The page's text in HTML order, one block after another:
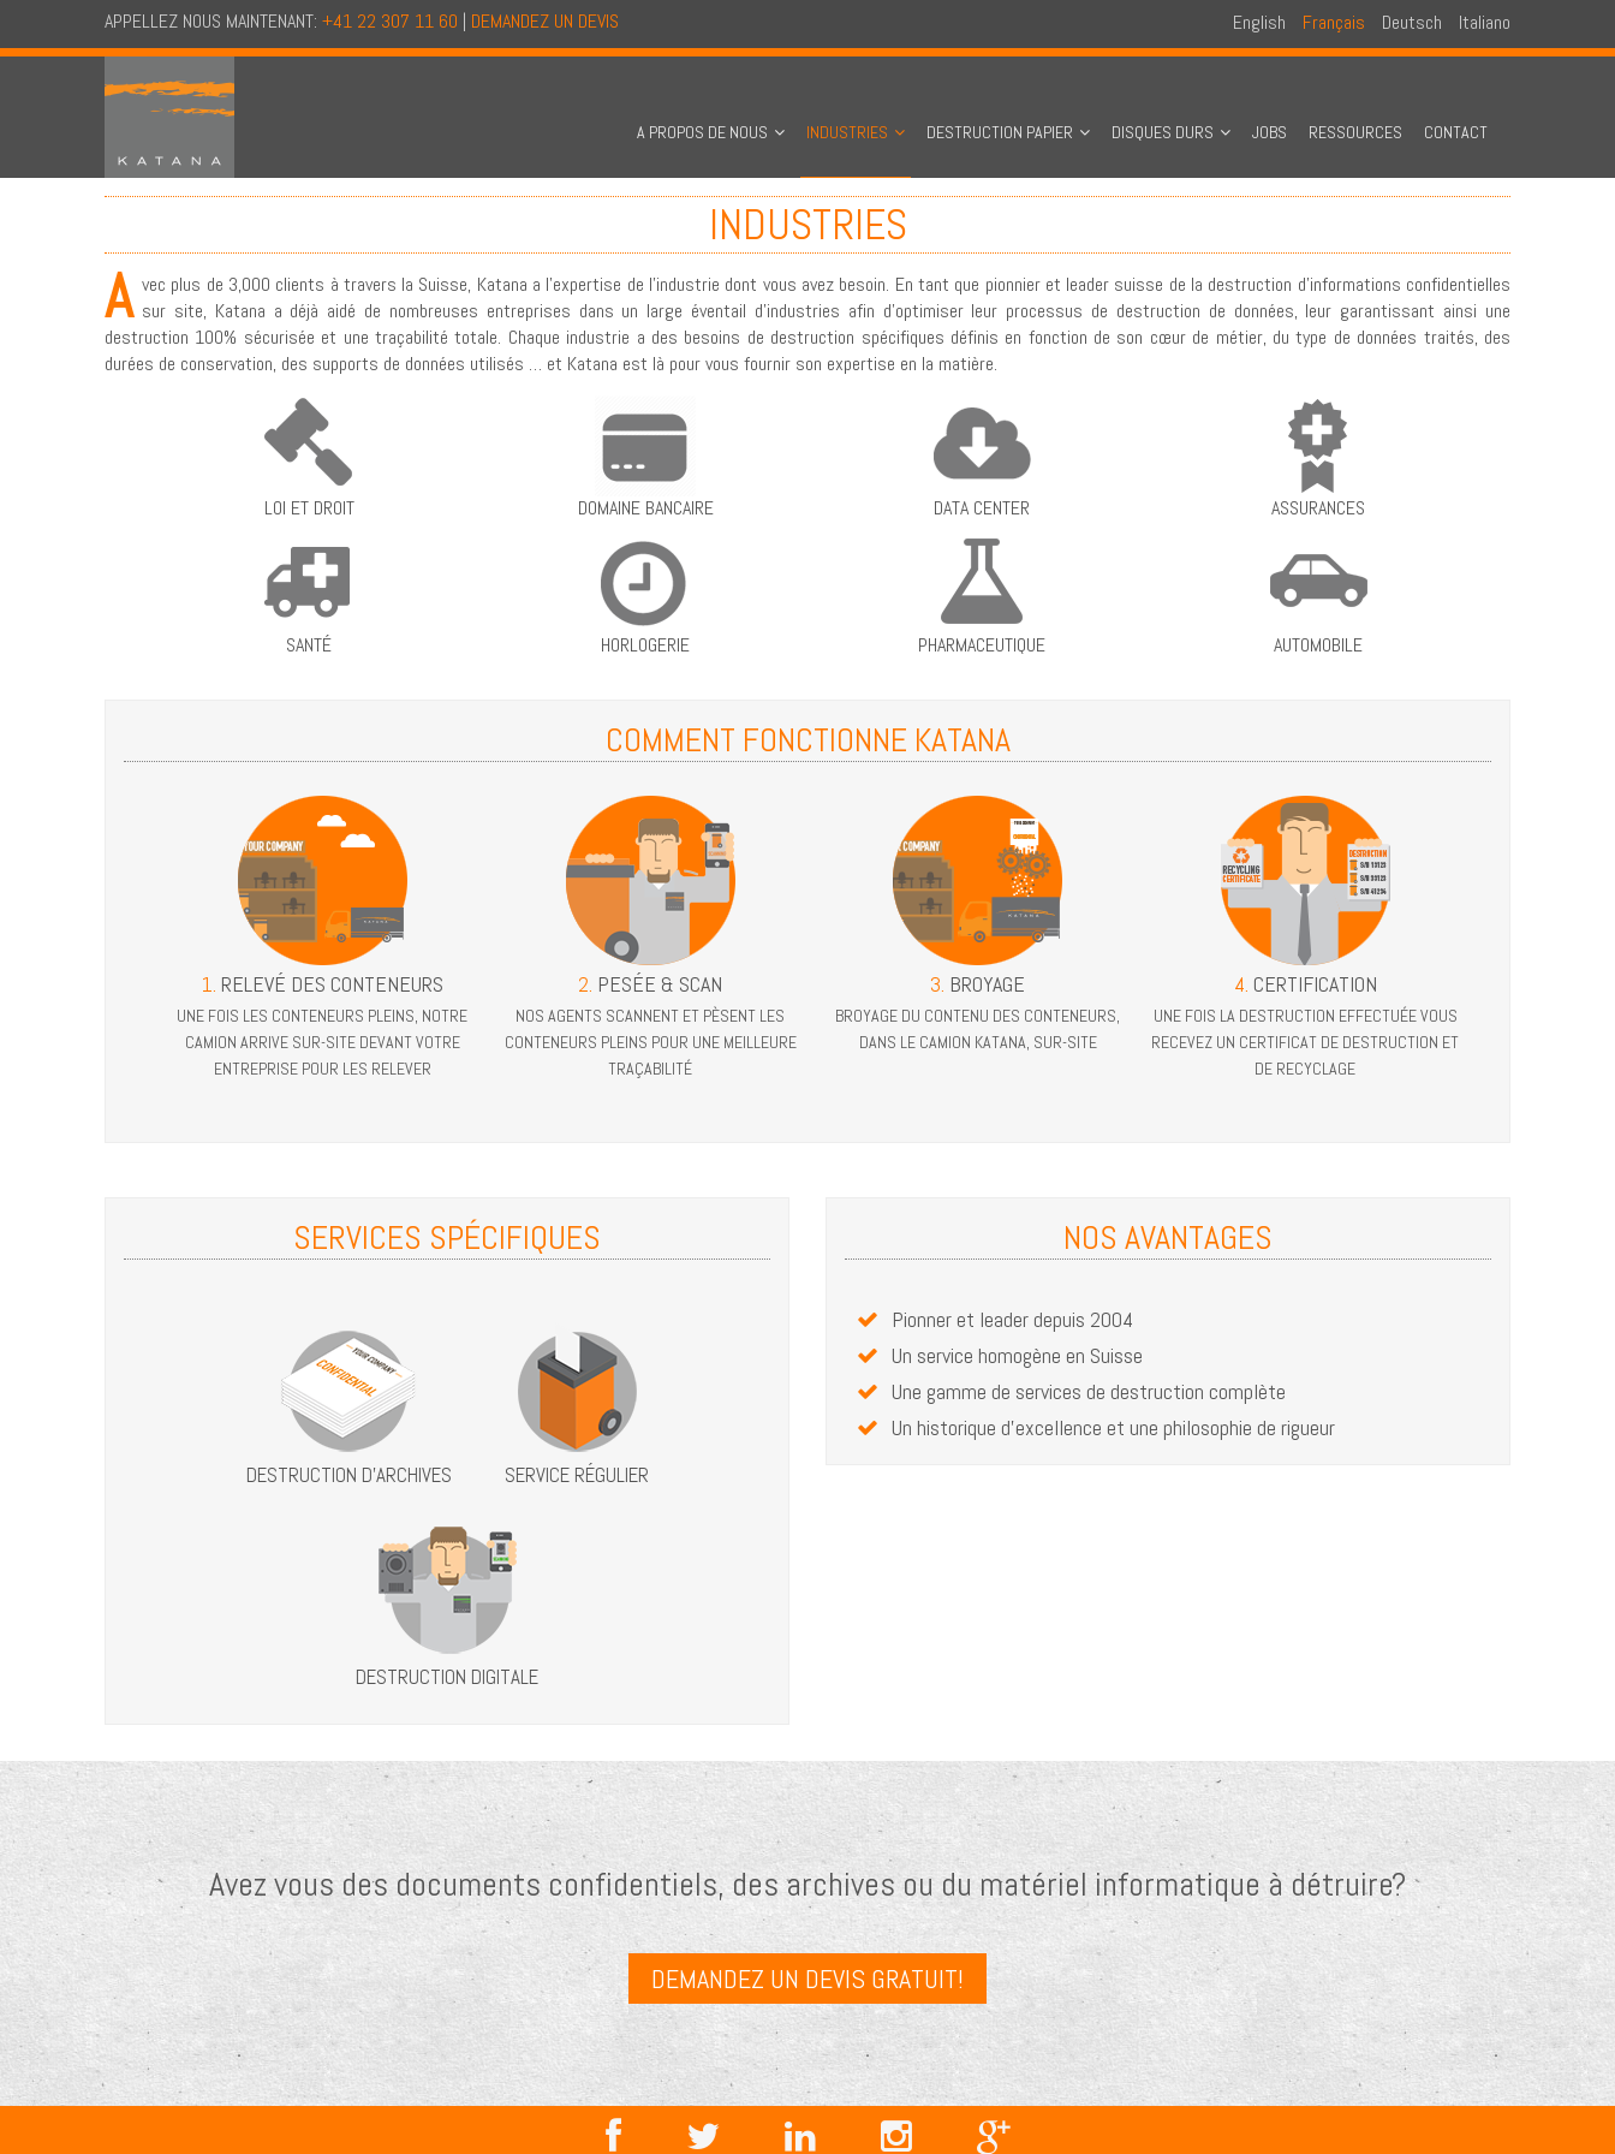
APPELLEZ NOUS MAINTENANT: +41 22 307 11 60 | DEMANDEZ UN DEVIS English Français Deutsch Italiano
A PROPOS DE NOUS INDUSTRIES DESTRUCTION PAPIER DISQUES DURS JOBS RESSOURCES CONTACT
INDUSTRIES
A vec plus de 3,000 clients à travers la Suisse, Katana a l'expertise de l'industrie dont vous avez besoin. En tant que pionnier et leader suisse de la destruction d'informations confidentielles
sur site, Katana a déjà aidé de nombreuses entreprises dans un large éventail d'industries afin d'optimiser leur processus de destruction de données, leur garantissant ainsi une
destruction 100% sécurisée et une traçabilité totale. Chaque industrie a des besoins de destruction spécifiques définis en fonction de son cœur de métier, du type de données traités, des
durées de conservation, des supports de données utilisés … et Katana est là pour vous fournir son expertise en la matière.
LOI ET DROIT DOMAINE BANCAIRE DATA CENTER ASSURANCES
SANTÉ HORLOGERIE PHARMACEUTIQUE AUTOMOBILE
COMMENT FONCTIONNE KATANA
1. RELEVÉ DES CONTENEURS
UNE FOIS LES CONTENEURS PLEINS, NOTRE
CAMION ARRIVE SUR-SITE DEVANT VOTRE
ENTREPRISE POUR LES RELEVER
2. PESÉE & SCAN
NOS AGENTS SCANNENT ET PÈSENT LES
CONTENEURS PLEINS POUR UNE MEILLEURE
TRAÇABILITÉ
3. BROYAGE
BROYAGE DU CONTENU DES CONTENEURS,
DANS LE CAMION KATANA, SUR-SITE
4. CERTIFICATION
UNE FOIS LA DESTRUCTION EFFECTUÉE VOUS
RECEVEZ UN CERTIFICAT DE DESTRUCTION ET
DE RECYCLAGE
SERVICES SPÉCIFIQUES NOS AVANTAGES
Pionner et leader depuis 2004
Un service homogène en Suisse
Une gamme de services de destruction complète
Un historique d'excellence et une philosophie de rigueur
Avez vous des documents confidentiels, des archives ou du matériel informatique à détruire?
DEMANDEZ UN DEVIS GRATUIT!